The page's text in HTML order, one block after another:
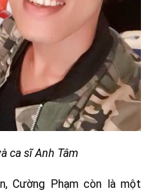
ca sĩ Anh Tâm
Cường Phạm còn là một